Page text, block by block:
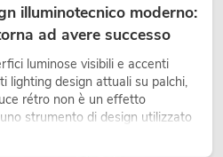
illuminotecnico moderno:
ad avere successo
luminose visibili e accenti
lighting design attuali su palchi,
rétro non è un effetto
strumento di design utilizzato
dona carattere alle